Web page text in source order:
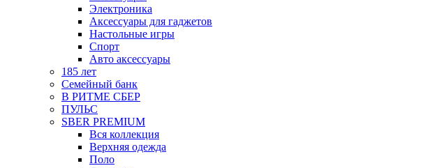
Электроника
Аксессуары для гаджетов
Настольные игры
Спорт
Авто аксессуары
185 лет
Семейный банк
В РИТМЕ СБЕР
ПУЛЬС
SBER PREMIUM
Вся коллекция
Верхняя одежда
Поло